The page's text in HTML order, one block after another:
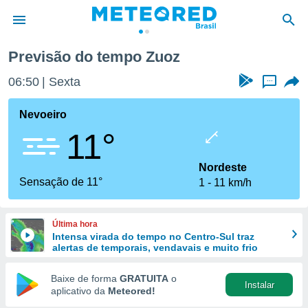
da
para
a este
das
e
forma
digital
Previsão do tempo Zuoz
06:50 Sexta ...
Nevoeiro
11°
Sensação de 11°
Nordeste
1
11 km/h
Última hora
Intensa virada do tempo no Centro-Sul traz
alertas de temporais, vendavais e muito frio
Baixe de forma GRATUITA o
aplicativo da Meteored!
Instalar